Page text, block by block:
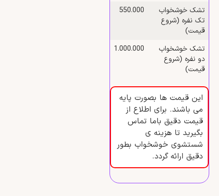
تشک خوشخواب
تک نفره (شروع
قیمت)
550.000
تشک خوشخواب
دو نفره (شروع
قیمت)
1.000.000
این قیمت ها بصورت پایه
می باشند. برای اطلاع از
قیمت دقیق باما تماس
بگیرید تا هزینه ی
شستشوی خوشخواب بطور
دقیق ارائه گردد.